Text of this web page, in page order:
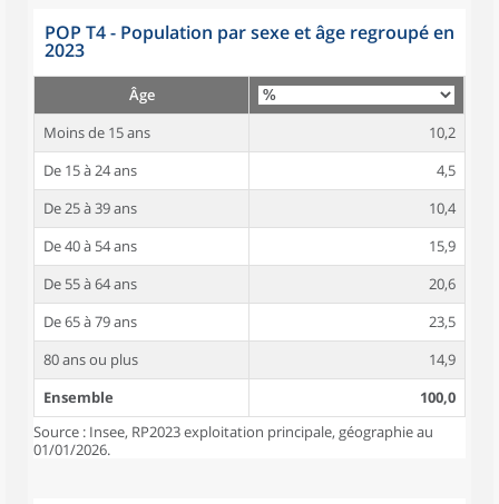
POP T4 - Population par sexe et âge regroupé en
2023
Âge
Moins de 15 ans
10,2
De 15 à 24 ans
4,5
De 25 à 39 ans
10,4
De 40 à 54 ans
15,9
De 55 à 64 ans
20,6
De 65 à 79 ans
23,5
80 ans ou plus
14,9
Ensemble
100,0
Source : Insee, RP2023 exploitation principale, géographie au
01/01/2026.